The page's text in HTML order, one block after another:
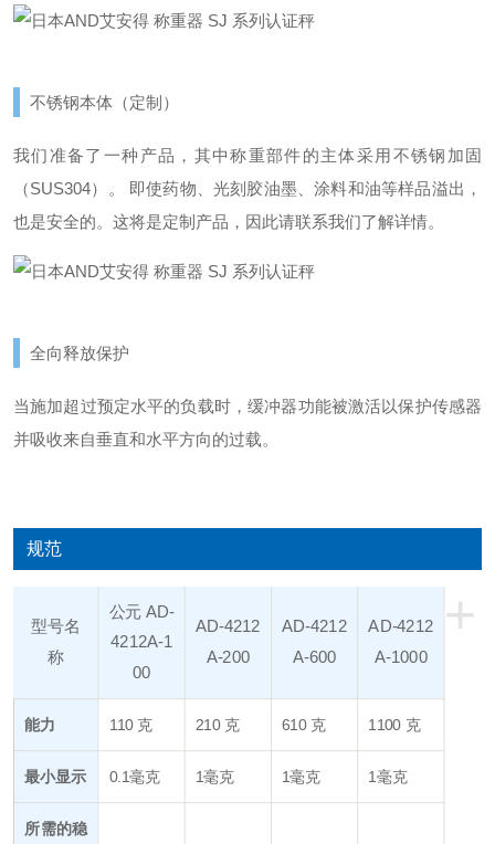
不锈钢本体（定制）
我们准备了一种产品，其中称重部件的主体采用不锈钢加固
（SUS304）。 即使药物、光刻胶油墨、涂料和油等样品溢出，
也是安全的。 这将是定制产品，因此请联系我们了解详情。
全向释放保护
当施加超过预定水平的负载时，缓冲器功能被激活以保护传感器
并吸收来自垂直和水平方向的过载。
规范
+
型号名
称
公元 AD-
4212A-1
00
AD-4212
A-200
AD-4212
A-600
AD-4212
A-1000
能力 110 克 210 克 610 克 1100 克
最小显示 0.1毫克 1毫克 1毫克 1毫克
所需的稳